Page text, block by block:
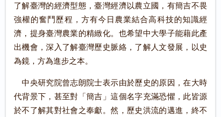
了解臺灣的經濟型態，臺灣經濟以農立國，有簡吉不畏
強權的奮鬥歷程，方有今日農業結合高科技的知識經
濟，提身臺灣農業的精緻化。也希望中大學子能藉此產
出機會，深入了解臺灣歷史脈絡，了解人文發展，以史
為鏡，方為進步之本。
中央研究院曾志朗院士表示由於歷史的原因，在大時
代背景下，甚至對「簡吉」這個名字充滿恐懼，此皆源
於不了解其對社會之奉獻。然，歷史洪流的邁進，終不